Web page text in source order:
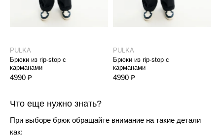
PULKA
Брюки из rip-stop с
карманами
4990 ₽
PULKA
Брюки из rip-stop с
карманами
4990 ₽
Что еще нужно знать?
При выборе брюк обращайте внимание на такие детали
как: